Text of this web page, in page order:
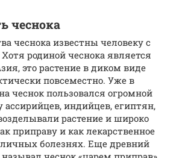
чеснока
чеснока известны человеку с
родиной чеснока является
это растение в диком виде
повсеместно. Уже в
чеснок пользовался огромной
индийцев, египтян,
растение и широко
приправу и как лекарственное
болезнях. Еще древний